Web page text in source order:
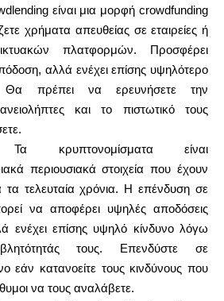
είναι μια μορφή crowdfunding
χρήματα απευθείας σε εταιρείες ή
πλατφορμών. Προσφέρει
αλλά ενέχει επίσης υψηλότερο
Θα πρέπει να ερευνήσετε την
και το πιστωτικό τους
Τα κρυπτονομίσματα είναι
περιουσιακά στοιχεία που έχουν
τα τελευταία χρόνια. Η επένδυση σε
να αποφέρει υψηλές αποδόσεις
ενέχει επίσης υψηλό κίνδυνο λόγω
τους. Επενδύστε σε
εάν κατανοείτε τους κινδύνους που
να τους αναλάβετε.